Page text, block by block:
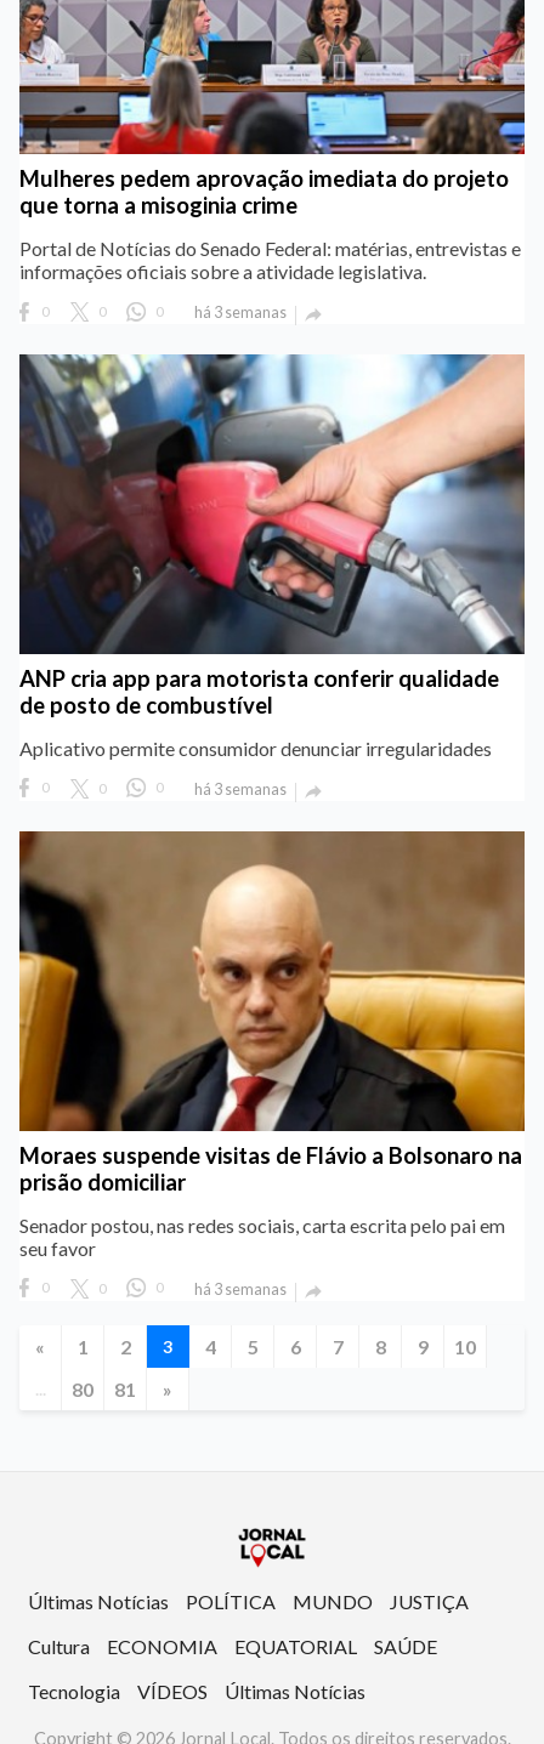
Mulheres pedem aprovação imediata do projeto
que torna a misoginia crime
Portal de Notícias do Senado Federal: matérias, entrevistas e
informações oficiais sobre a atividade legislativa.
0 0 0 há 3 semanas 
ANP cria app para motorista conferir qualidade
de posto de combustível
Aplicativo permite consumidor denunciar irregularidades
0 0 0 há 3 semanas 
Moraes suspende visitas de Flávio a Bolsonaro na
prisão domiciliar
Senador postou, nas redes sociais, carta escrita pelo pai em
seu favor
0 0 0 há 3 semanas 
« 1 2 3 4 5 6 7 8 9 10
... 80 81 »
Últimas Notícias POLÍTICA MUNDO
JUSTIÇA
Cultura
ECONOMIA EQUATORIAL
SAÚDE
Tecnologia
VÍDEOS Últimas Notícias
Copyright © 2026 Jornal Local. Todos os direitos reservados.